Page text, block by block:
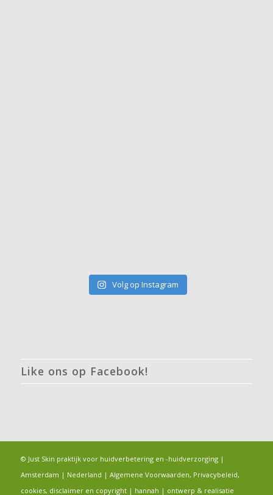
Volg op Instagram
Like ons op Facebook!
© Just Skin praktijk voor huidverbetering en -huidverzorging |
Amsterdam | Nederland | Algemene Voorwaarden, Privacybeleid,
cookies, disclaimer en copyright| hannah | ontwerp & realisatie